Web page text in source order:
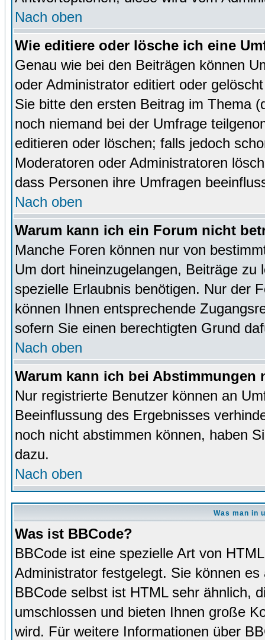
Nach oben
Wie editiere oder lösche ich eine
Genau wie bei den Beiträgen können
oder Administrator editiert oder
Sie bitte den ersten Beitrag im Thema
noch niemand bei der Umfrage
editieren oder löschen; falls jedoch
Moderatoren oder Administratoren
dass Personen ihre Umfragen
Nach oben
Warum kann ich ein Forum nicht
Manche Foren können nur von
Um dort hineinzugelangen, Beiträge
spezielle Erlaubnis benötigen. Nur der
können Ihnen entsprechende
sofern Sie einen berechtigten Grund
Nach oben
Warum kann ich bei Abstimmungen
Nur registrierte Benutzer können an
Beeinflussung des Ergebnisses
noch nicht abstimmen können, haben
dazu.
Nach oben
Was man in
Was ist BBCode?
BBCode ist eine spezielle Art von
Administrator festgelegt. Sie können
BBCode selbst ist HTML sehr ähnlich,
umschlossen und bieten Ihnen große
wird. Für weitere Informationen über